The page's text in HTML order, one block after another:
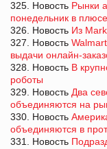
325. Новость Рынки
понедельник в плюсе
326. Новость Из
327. Новость
выдачи онлайн-
328. Новость В
роботы
329. Новость Два
объединяются на
330. Новость
объединяются в
331. Новость